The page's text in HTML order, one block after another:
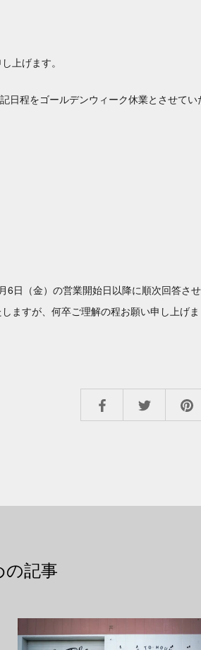
上げます。
日程をゴールデンウィーク休業とさせてい
6日（金）の営業開始日以降に順次回答させ
ますが、何卒ご理解の程お願い申し上げま
の記事